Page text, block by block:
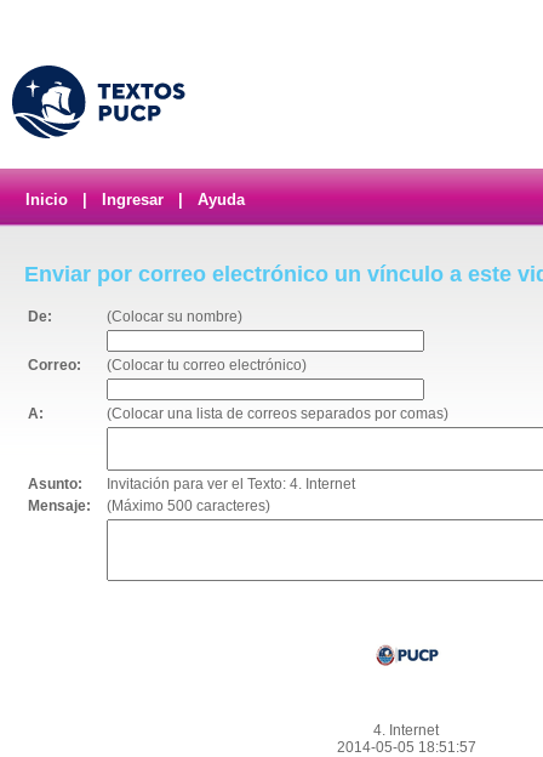
Inicio Ingresar Ayuda
Enviar por correo electrónico un vínculo a este
De: (Colocar su nombre)
Correo: (Colocar tu correo electrónico)
A: (Colocar una lista de correos separados por comas)
Asunto:
Invitación para ver el Texto: 4. Internet
Mensaje:
(Máximo 500 caracteres)
4. Internet
2014-05-05 18:51:57